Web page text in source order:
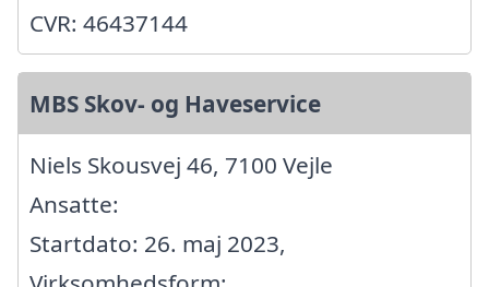
CVR: 46437144
MBS Skov- og Haveservice
Niels Skousvej 46, 7100 Vejle
Ansatte:
Startdato: 26. maj 2023,